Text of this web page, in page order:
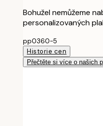
Bohužel nemůžeme
personalizovaných
pp0360-5
Historie cen
Přečtěte si více o našich